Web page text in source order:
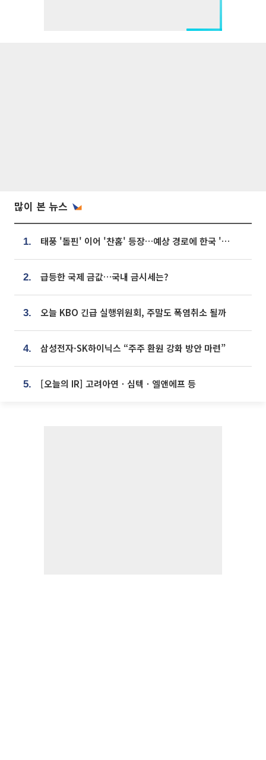
많이 본 뉴스
1. 태풍 '돌핀' 이어 '찬홈' 등장…예상 경로에 한국 '한숨'
2. 급등한 국제 금값…국내 금시세는?
3. 오늘 KBO 긴급 실행위원회, 주말도 폭염취소 될까
4. 삼성전자·SK하이닉스 “주주 환원 강화 방안 마련”
5. [오늘의 IR] 고려아연ㆍ심텍ㆍ엘앤에프 등